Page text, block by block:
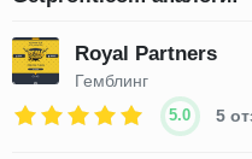
Royal Partners
Гемблинг
5.0 5